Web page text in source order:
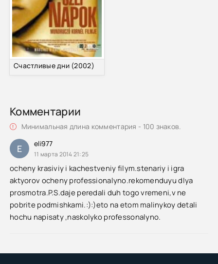
Счастливые дни (2002)
Комментарии
Минимальная длина комментария - 100 знаков.
E eli977
11 марта 2014 21:25
ocheny krasiviy i kachestveniy filym.stenariy i igra
aktyorov ocheny professionalyno.rekomenduyu dlya
prosmotra.P.S.daje peredali duh togo vremeni,v ne
pobrite podmishkami.:):)eto na etom malinykoy detali
hochu napisaty ,naskolyko professonalyno.